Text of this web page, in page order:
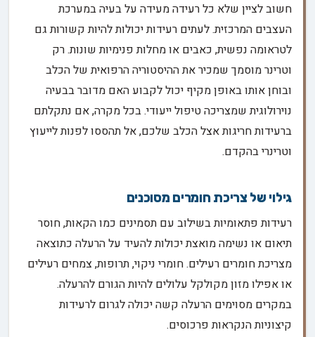
חשוב לציין שלא כל רעידה מעידה על בעיה במערכת
העצבים המרכזית. לעתים רעידות יכולות להיות קשורות גם
לטראומה נפשית, כאבים או מחלות פנימיות שונות. רק
וטרינר מוסמך שמכיר את ההיסטוריה הרפואית של הכלב
ובוחן אותו באופן מקיף יכול לקבוע האם מדובר בבעיה
נוירולוגית שמצריכה טיפול ייעודי. בכל מקרה, אם נתקלתם
ברעידות חריגות אצל הכלב שלכם, אל תהססו לפנות לייעוץ
וטרינרי בהקדם.
גילוי של צריכת חומרים מסוכנים
רעידות פתאומיות בשילוב עם תסמינים כמו הקאות, חוסר
תיאום או נשימה מואצת יכולות להעיד על הרעלה כתוצאה
מצריכת חומרים רעילים. חומרי ניקוי, תרופות, צמחים רעילים
או אפילו מזון מקולקל עלולים להיות הגורם להרעלה.
במקרים מסוימים הרעלה קשה יכולה לגרום לרעידות
קיצוניות הנקראות פרכוסים.